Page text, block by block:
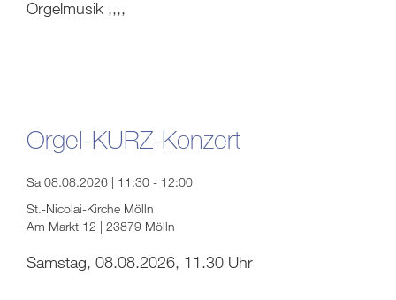
Orgelmusik ,,,,
Orgel-KURZ-Konzert
Sa 08.08.2026 | 11:30 - 12:00
St.-Nicolai-Kirche Mölln
Am Markt 12 | 23879 Mölln
Samstag, 08.08.2026, 11.30 Uhr